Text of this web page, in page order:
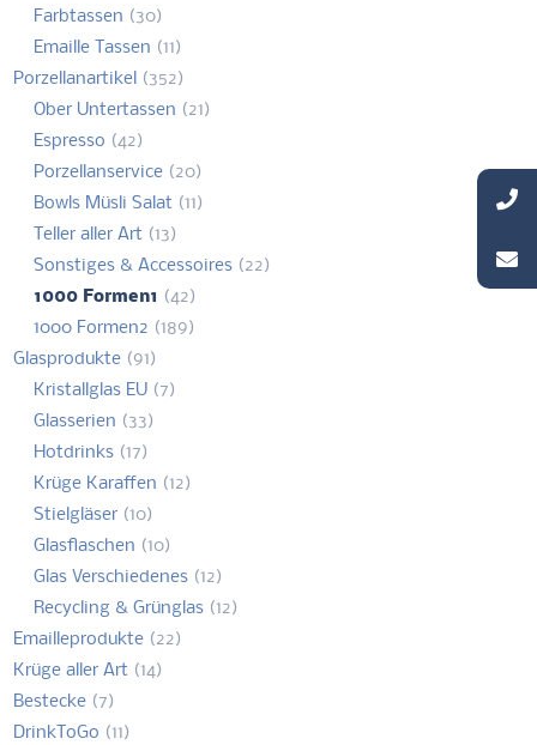
Farbtassen (30)
Emaille Tassen (11)
Porzellanartikel (352)
Ober Untertassen (21)
Espresso (42)
Porzellanservice (20)
Bowls Müsli Salat (11)
Teller aller Art (13)
Sonstiges & Accessoires (22)
1000 Formen1 (42)
1000 Formen2 (189)
Glasprodukte (91)
Kristallglas EU (7)
Glasserien (33)
Hotdrinks (17)
Krüge Karaffen (12)
Stielgläser (10)
Glasflaschen (10)
Glas Verschiedenes (12)
Recycling & Grünglas (12)
Emailleprodukte (22)
Krüge aller Art (14)
Bestecke (7)
DrinkToGo (11)